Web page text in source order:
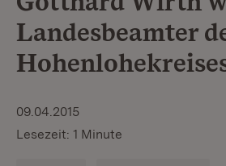
Landesbeamter
09.04.2015
Lesezeit: 1 Minute